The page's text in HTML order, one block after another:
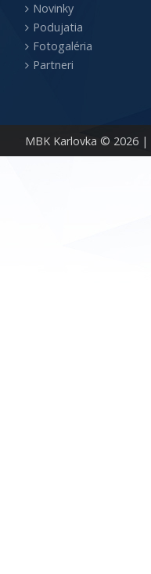
MBK Karlovka © 2026 |
Novinky
Podujatia
Fotogaléria
Partneri